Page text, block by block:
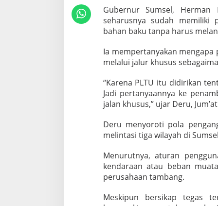
e
s
i
l
u
B
a
u
a
r
k
e
B
e
g
Gubernur Sumsel, Herman
seharusnya sudah memiliki
bahan baku tanpa harus
Ia mempertanyakan
melalui jalur khusus
“Karena PLTU itu didirikan
Jadi pertanyaannya ke
jalan khusus,” ujar Deru,
Deru menyoroti pola
melintasi tiga wilayah di
Menurutnya, aturan
kendaraan atau beban
perusahaan tambang.
Meskipun bersikap tegas